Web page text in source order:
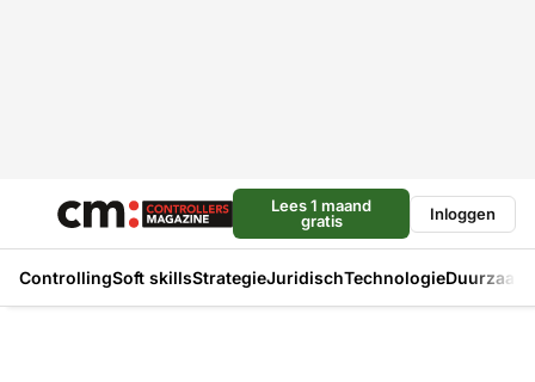
Lees 1 maand
gratis
Inloggen
ControllingSoft skillsStrategieJuridischTechnologie